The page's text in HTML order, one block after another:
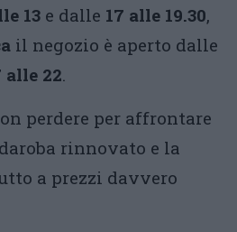
13 e dalle 17 alle 19.30,
il negozio è aperto dalle
alle 22.
perdere per affrontare
rinnovato e la
a prezzi davvero